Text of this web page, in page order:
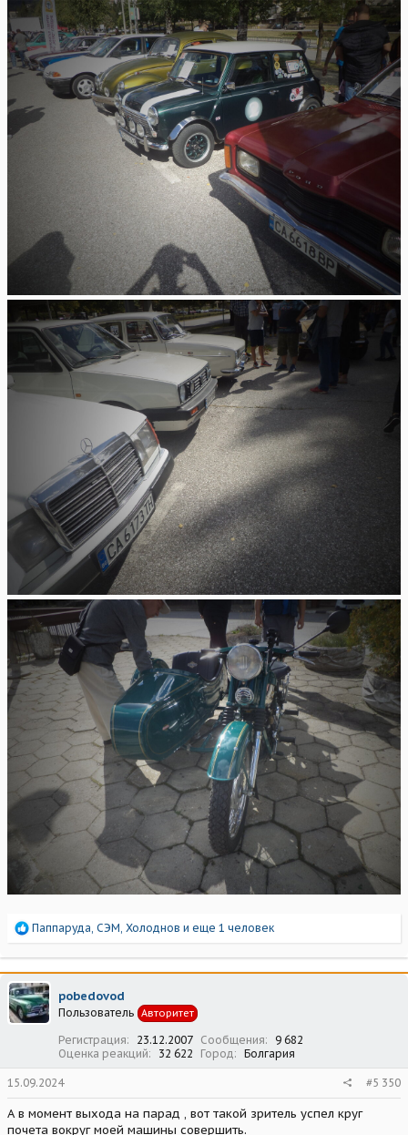
Р
а
к
ц
и
и
Паппаруда, СЭМ, Холоднов и еще 1 человек
pobedovod
Пользователь Авторитет
Регистрация 23.12.2007 Сообщения
9 682
Оценка реакций
32 622 Город Болгария
15.09.2024 #5 350
А в момент выхода на парад , вот такой зритель успел круг
почета вокруг моей машины совершить.